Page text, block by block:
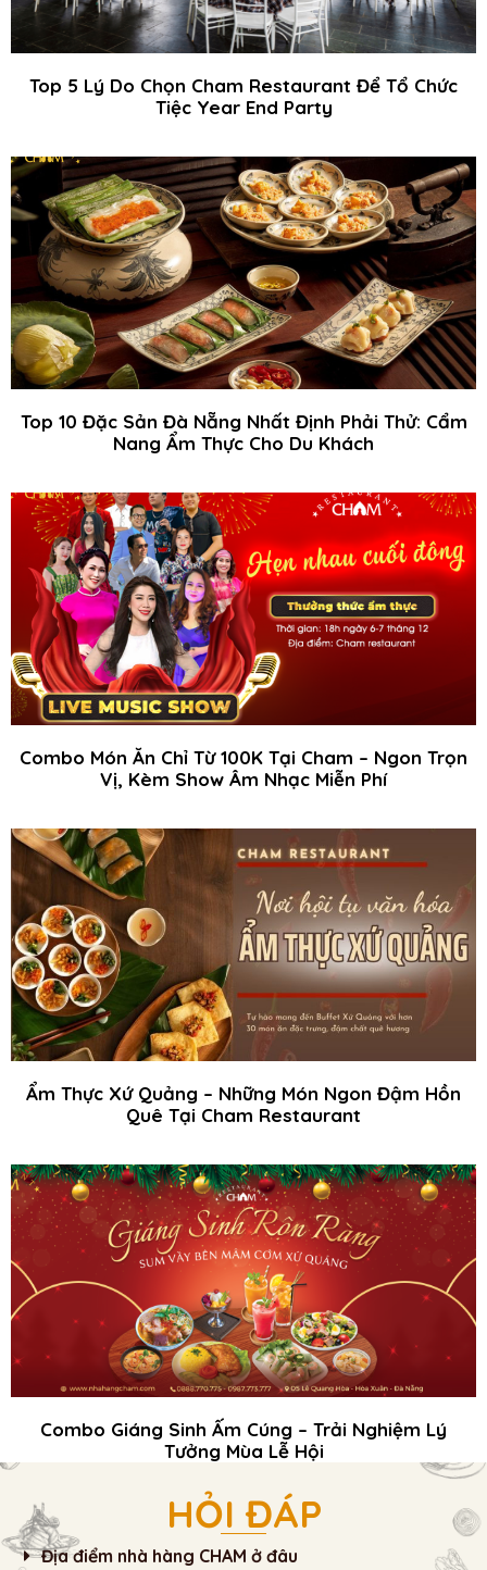
Top 5 Lý Do Chọn Cham Restaurant Để Tổ Chức
Tiệc Year End Party
Top 10 Đặc Sản Đà Nẵng Nhất Định Phải Thử: Cẩm
Nang Ẩm Thực Cho Du Khách
Combo Món Ăn Chỉ Từ 100K Tại Cham – Ngon Trọn
Vị, Kèm Show Âm Nhạc Miễn Phí
Ẩm Thực Xứ Quảng – Những Món Ngon Đậm Hồn
Quê Tại Cham Restaurant
Combo Giáng Sinh Ấm Cúng – Trải Nghiệm Lý
Tưởng Mùa Lễ Hội
HỎI ĐÁP
Địa điểm nhà hàng CHAM ở đâu